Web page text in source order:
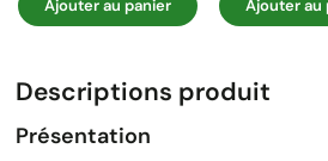
Ajouter au panier Ajouter au
Descriptions produit
Présentation